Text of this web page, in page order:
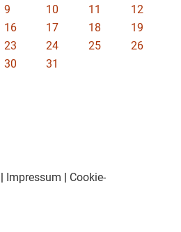
9 10 11
12
16 17 18
19
23 24 25
26
30
31
Impressum
Cookie-